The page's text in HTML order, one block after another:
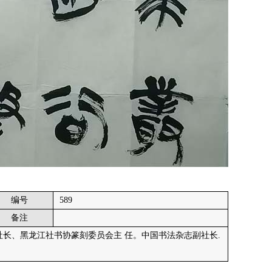
编号
589
备注
、黑龙江社书协篆刻委员会主 任。中国书法杂志副社长.